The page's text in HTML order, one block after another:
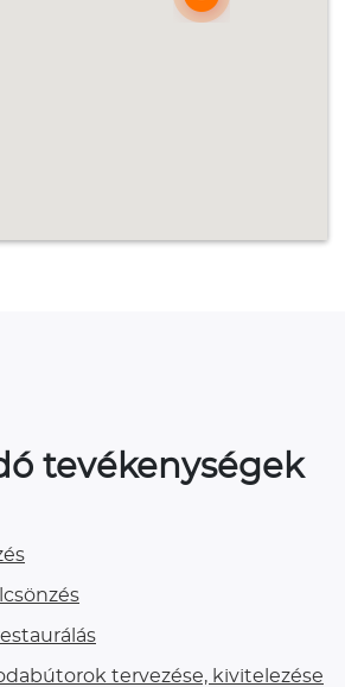
tevékenységek
tervezése, kivitelezése